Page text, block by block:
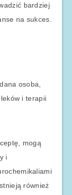
bardziej
na sukces.
osoba,
i terapii
mogą
i
również